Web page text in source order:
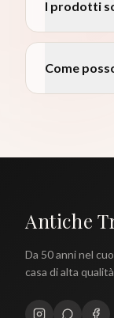
I prodotti
Come
Antiche
Da 50 anni nel
casa di alta